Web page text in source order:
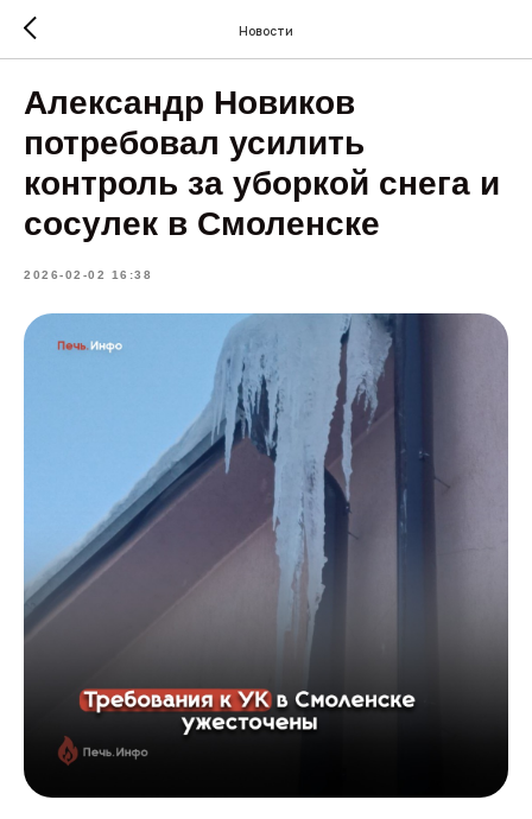
Новости
Александр Новиков
потребовал усилить
контроль за уборкой снега и
сосулек в Смоленске
2026-02-02 16:38